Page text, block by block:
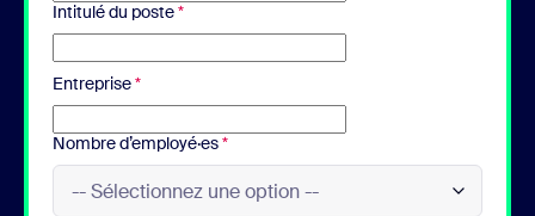
Intitulé du poste*
Entreprise*
Nombre d’employé·es*